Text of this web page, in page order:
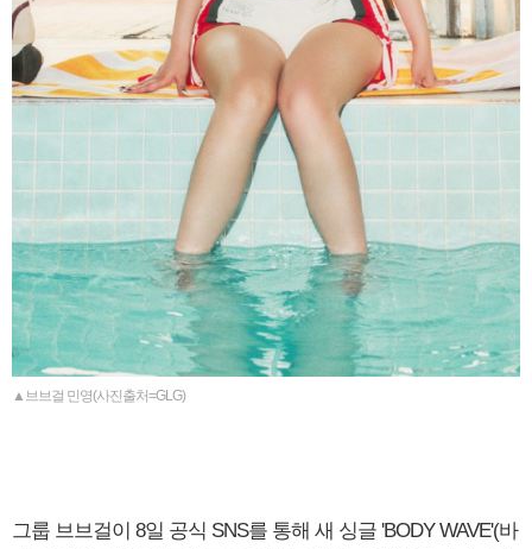
▲브브걸 민영(사진출처=GLG)
그룹 브브걸이 8일 공식 SNS를 통해 새 싱글 'BODY WAVE'(바